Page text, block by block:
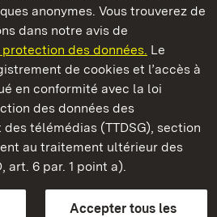
anonymes. Vous trouverez de
dans notre avis de
des données. Le
de cookies et l’accès à
en conformité avec la loi
des données des
télémédias (TTDSG), section
au traitement ultérieur des
art. 6 par. 1 point a).
Accepter tous les
Baden‑Württemberg
du Bade-Wurtemberg
Mentions légales
Seiten)